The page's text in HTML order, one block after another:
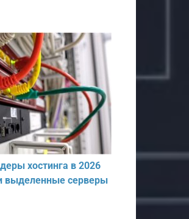
хостинга в 2026
выделенные серверы